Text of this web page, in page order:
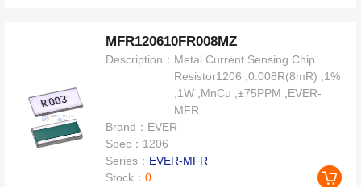
MFR120610FR008MZ
Description： Metal Current Sensing Chip
Resistor1206 ,0.008R(8mR) ,1%
,1W ,MnCu ,±75PPM ,EVER-
MFR
Brand： EVER
Spec： 1206
Series： EVER-MFR
Stock：0